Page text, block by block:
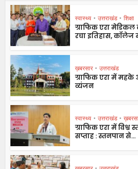
स्वास्थ्य • उत्तराखंड • शिक्षा
ग्राफिक एरा
रचा इतिहास, कॉलेज
ख़बरसार • उत्तराखंड
ग्राफिक एरा में
व्यंजन
स्वास्थ्य • उत्तराखंड •
ग्राफिक एरा में विश्व
सप्ताह : स्तनपान से...